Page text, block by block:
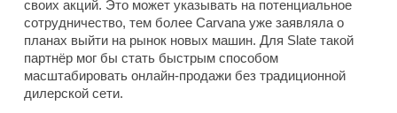
своих акций. Это может указывать на потенциальное
сотрудничество, тем более Carvana уже заявляла о
планах выйти на рынок новых машин. Для Slate такой
партнёр мог бы стать быстрым способом
масштабировать онлайн-продажи без традиционной
дилерской сети.